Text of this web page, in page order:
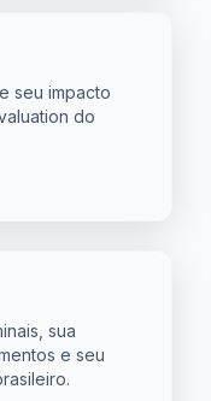
seu impacto
do
sua
e seu